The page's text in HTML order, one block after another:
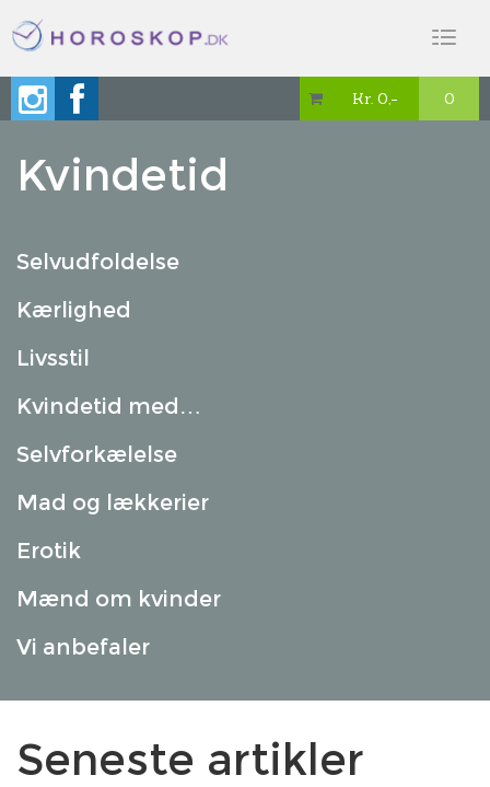
 Kr. 0,- 0
Kvindetid
Selvudfoldelse
Kærlighed
Livsstil
Kvindetid med…
Selvforkælelse
Mad og lækkerier
Erotik
Mænd om kvinder
Vi anbefaler
Seneste artikler